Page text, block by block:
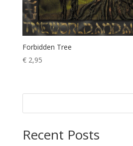
Forbidden Tree
€2,95
Recent Posts